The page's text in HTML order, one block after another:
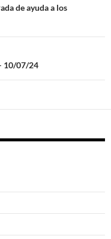
de ayuda a los
10/07/24